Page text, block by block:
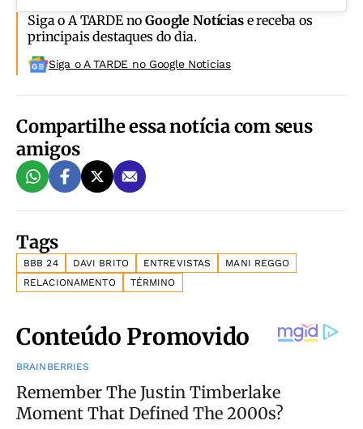
Siga o A TARDE noGoogle Notíciase receba os
principais destaques do dia.
Siga o A TARDE no Google Noticias
Compartilhe essa notícia com seus
amigos
Tags
BBB 24 DAVI BRITO ENTREVISTAS
MANI REGGO
RELACIONAMENTO
TÉRMINO